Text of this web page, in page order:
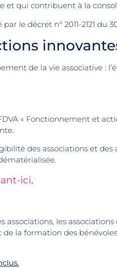
qui contribuent à la
le décret n° 2011-2121 du
de la vie associative :
« Fonctionnement et
des associations et
ici.
les
la formation des